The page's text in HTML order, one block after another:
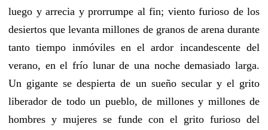
luego y arrecia y prorrumpe al fin; viento furioso de los
desiertos que levanta millones de granos de arena durante
tanto tiempo inmóviles en el ardor incandescente del
verano, en el frío lunar de una noche demasiado larga.
Un gigante se despierta de un sueño secular y el grito
liberador de todo un pueblo, de millones y millones de
hombres y mujeres se funde con el grito furioso del